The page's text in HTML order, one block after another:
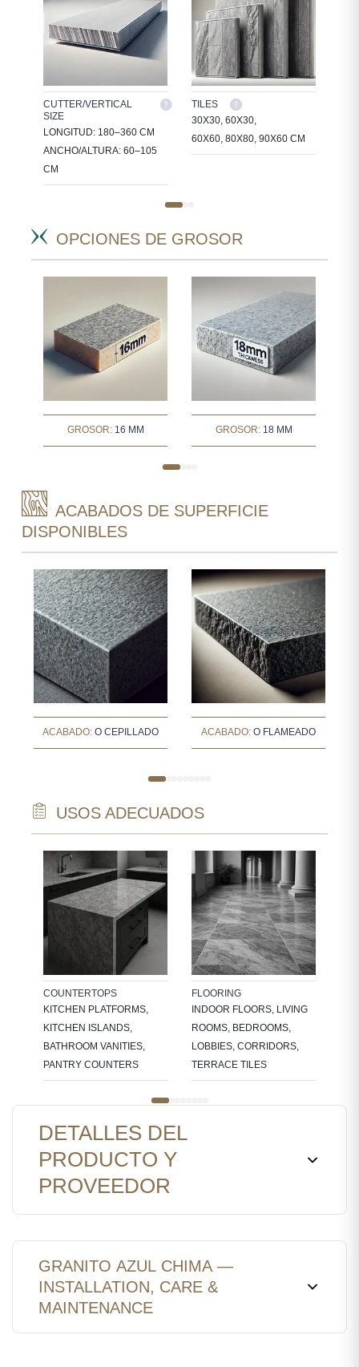
CUTTER/VERTICAL
SIZE
LONGITUD: 180–360 CM
ANCHO/ALTURA: 60–105
CM
TILES
30X30, 60X30,
60X60, 80X80, 90X60 CM
OPCIONES DE GROSOR
GROSOR: 16 MM GROSOR: 18 MM
ACABADOS DE SUPERFICIE
DISPONIBLES
ACABADO: O CEPILLADO ACABADO: O FLAMEADO
USOS ADECUADOS
COUNTERTOPS
KITCHEN PLATFORMS,
KITCHEN ISLANDS,
BATHROOM VANITIES,
PANTRY COUNTERS
FLOORING
INDOOR FLOORS, LIVING
ROOMS, BEDROOMS,
LOBBIES, CORRIDORS,
TERRACE TILES
DETALLES DEL
PRODUCTO Y
PROVEEDOR
GRANITO AZUL CHIMA —
INSTALLATION, CARE &
MAINTENANCE